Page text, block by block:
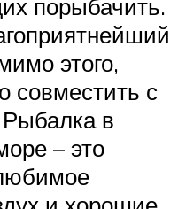
порыбачить.
этого,
совместить с
в
– это